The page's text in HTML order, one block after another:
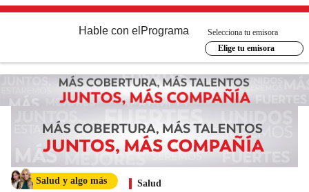
Hable con el Programa
Selecciona tu emisora
Elige tu emisora
Salud y algo más Salud